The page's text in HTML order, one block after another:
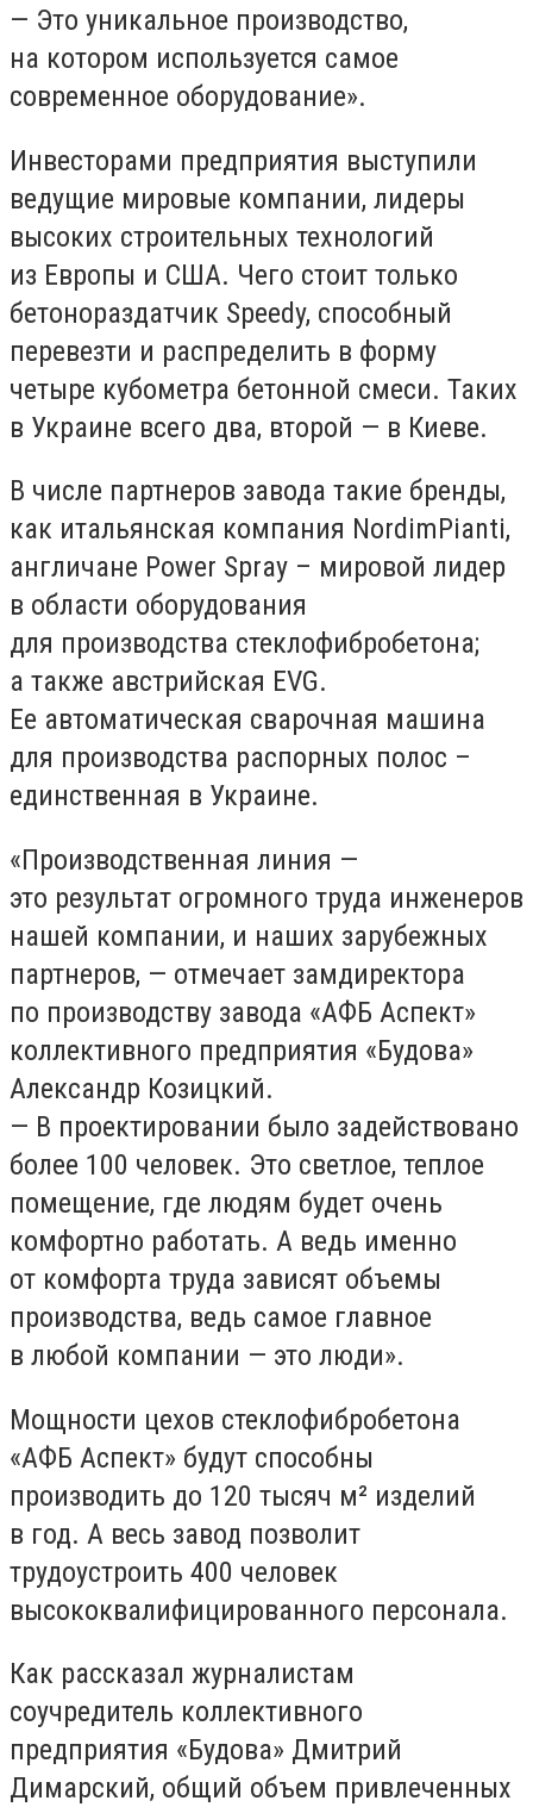
— Это уникальное производство,
на котором используется самое
современное оборудование».
Инвесторами предприятия выступили
ведущие мировые компании, лидеры
высоких строительных технологий
из Европы и США. Чего стоит только
бетонораздатчик Speedy, способный
перевезти и распределить в форму
четыре кубометра бетонной смеси. Таких
в Украине всего два, второй — в Киеве.
В числе партнеров завода такие бренды,
как итальянская компания NordimPianti,
англичане Power Spray – мировой лидер
в области оборудования
для производства стеклофибробетона;
а также австрийская EVG.
Ее автоматическая сварочная машина
для производства распорных полос –
единственная в Украине.
«Производственная линия —
это результат огромного труда инженеров
нашей компании, и наших зарубежных
партнеров, — отмечает замдиректора
по производству завода «АФБ Аспект»
коллективного предприятия «Будова»
Александр Козицкий.
— В проектировании было задействовано
более 100 человек. Это светлое, теплое
помещение, где людям будет очень
комфортно работать. А ведь именно
от комфорта труда зависят объемы
производства, ведь самое главное
в любой компании — это люди».
Мощности цехов стеклофибробетона
«АФБ Аспект» будут способны
производить до 120 тысяч м² изделий
в год. А весь завод позволит
трудоустроить 400 человек
высококвалифицированного персонала.
Как рассказал журналистам
соучредитель коллективного
предприятия «Будова» Дмитрий
Димарский, общий объем привлеченных